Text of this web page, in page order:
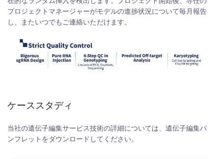
プロジェクトマネージャーがモデルの進捗状況について毎月報告
し、またいつでもご連絡いただけます。
ケーススタディ
当社の遺伝子編集サービス技術の詳細については、遺伝子編集パ
ンフレットをダウンロードしてください。